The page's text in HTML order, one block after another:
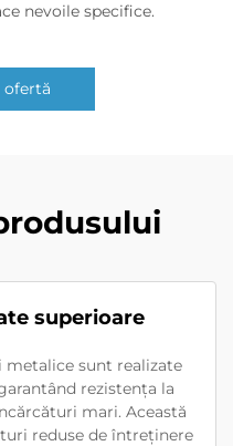
nevoile specifice.
superioare
metalice sunt realizate
rezistența la
mari. Această
reduse de întreținere